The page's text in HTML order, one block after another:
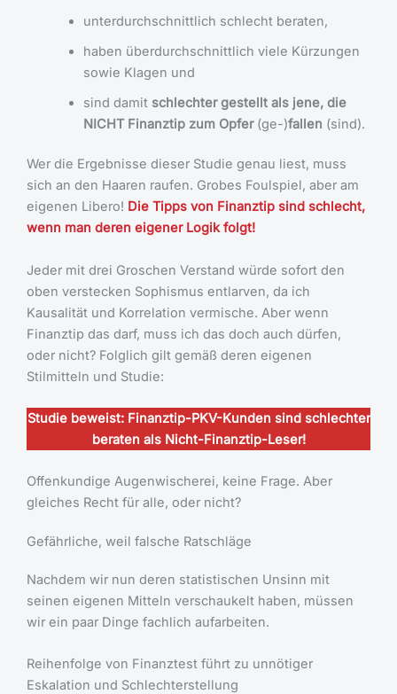
unterdurchschnittlich schlecht beraten,
haben überdurchschnittlich viele Kürzungen
sowie Klagen und
sind damit schlechter gestellt als jene, die
NICHT Finanztip zum Opfer (ge-)fallen (sind).
Wer die Ergebnisse dieser Studie genau liest, muss
sich an den Haaren raufen. Grobes Foulspiel, aber am
eigenen Libero! Die Tipps von Finanztip sind schlecht,
wenn man deren eigener Logik folgt!
Jeder mit drei Groschen Verstand würde sofort den
oben verstecken Sophismus entlarven, da ich
Kausalität und Korrelation vermische. Aber wenn
Finanztip das darf, muss ich das doch auch dürfen,
oder nicht? Folglich gilt gemäß deren eigenen
Stilmitteln und Studie:
Studie beweist: Finanztip-PKV-Kunden sind schlechter
beraten als Nicht-Finanztip-Leser!
Offenkundige Augenwischerei, keine Frage. Aber
gleiches Recht für alle, oder nicht?
Gefährliche, weil falsche Ratschläge
Nachdem wir nun deren statistischen Unsinn mit
seinen eigenen Mitteln verschaukelt haben, müssen
wir ein paar Dinge fachlich aufarbeiten.
Reihenfolge von Finanztest führt zu unnötiger
Eskalation und Schlechterstellung